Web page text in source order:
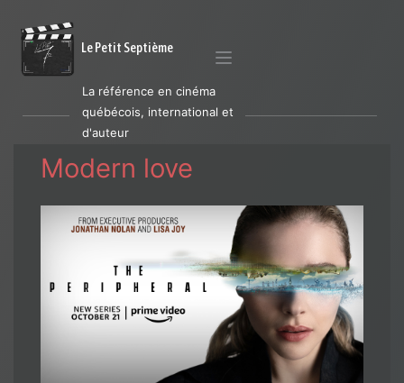
Le Petit Septième
La référence en cinéma
québécois, international et
d'auteur
Modern love